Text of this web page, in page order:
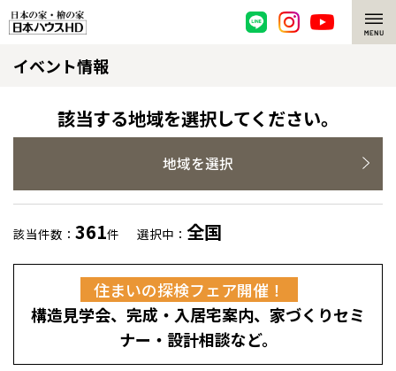
脱炭素・檜の家
環境にやさしい、脱炭素社会の住宅
耐震構造
高耐久住宅
高断熱・高気密の家
エネルギー自給自足
選ばれる理由
檜の魅力 トップ
檜と日本人
1000年を超えて生きる檜
知られざる檜の効果・作用
注文住宅
グレートステージ
リフォーム トップ
イベント情報
該当する地域を選択してください。
地域を選択
該当件数： 361件 選択中： 全国
住まいの探検フェア開催！
構造見学会、完成・入居宅案内、家づくりセミ
ナー・設計相談など。